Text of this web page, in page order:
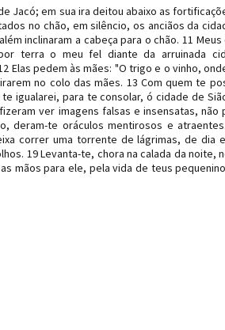
Jacó; em sua ira deitou abaixo as
no chão, em silêncio, os anciãos da
inclinaram a cabeça para o chão. 11
terra o meu fel diante da arruinada
Elas pedem às mães: "O trigo e o vinho,
no colo das mães. 13 Com quem te
igualarei, para te consolar, ó cidade de
ver imagens falsas e insensatas, não
deram-te oráculos mentirosos e
correr uma torrente de lágrimas, de dia
19 Levanta-te, chora na calada da noite,
mãos para ele, pela vida de teus